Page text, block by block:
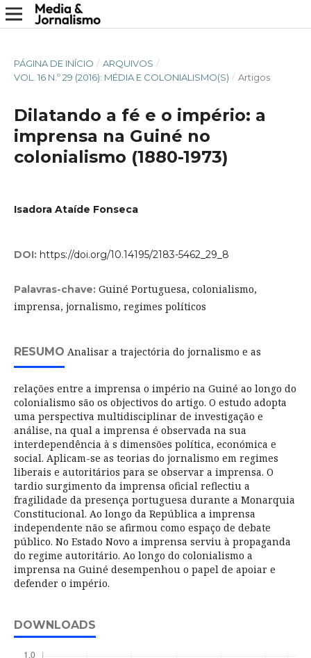
PÁGINA DE INÍCIO / ARQUIVOS /
VOL. 16 N.º 29 (2016): MÉDIA E COLONIALISMO(S) / Artigos
Dilatando a fé e o império: a
imprensa na Guiné no
colonialismo (1880-1973)
Isadora Ataíde Fonseca
DOI: https://doi.org/10.14195/2183-5462_29_8
Palavras-chave: Guiné Portuguesa, colonialismo,
imprensa, jornalismo, regimes políticos
RESUMO Analisar a trajectória do jornalismo e as
relações entre a imprensa o império na Guiné ao longo do
colonialismo são os objectivos do artigo. O estudo adopta
uma perspectiva multidisciplinar de investigação e
análise, na qual a imprensa é observada na sua
interdependência à s dimensões política, económica e
social. Aplicam-se as teorias do jornalismo em regimes
liberais e autoritários para se observar a imprensa. O
tardio surgimento da imprensa oficial reflectiu a
fragilidade da presença portuguesa durante a Monarquia
Constitucional. Ao longo da República a imprensa
independente não se afirmou como espaço de debate
público. No Estado Novo a imprensa serviu à propaganda
do regime autoritário. Ao longo do colonialismo a
imprensa na Guiné desempenhou o papel de apoiar e
defender o império.
DOWNLOADS